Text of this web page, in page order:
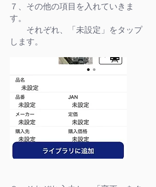
７、その他の項目を入れていきま
す。
それぞれ、「未設定」をタップ
します。